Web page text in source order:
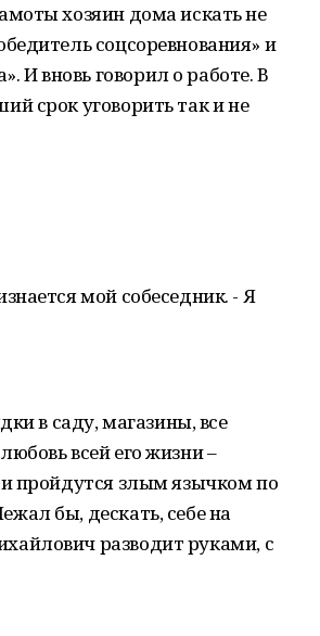
хозяин дома искать не
соцсоревнования» и
И вновь говорил о работе. В
срок уговорить так и не
мой собеседник. - Я
в саду, магазины, все
всей его жизни –
пройдутся злым язычком по
бы, дескать, себе на
разводит руками, с